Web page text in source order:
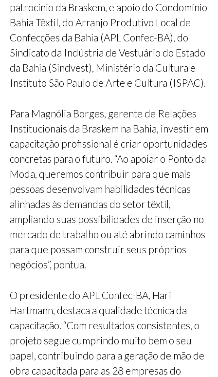
patrocínio da Braskem, e apoio do Condomínio
Bahia Têxtil, do Arranjo Produtivo Local de
Confecções da Bahia (APL Confec-BA), do
Sindicato da Indústria de Vestuário do Estado
da Bahia (Sindvest), Ministério da Cultura e
Instituto São Paulo de Arte e Cultura (ISPAC).
Para Magnólia Borges, gerente de Relações
Institucionais da Braskem na Bahia, investir em
capacitação profissional é criar oportunidades
concretas para o futuro. “Ao apoiar o Ponto da
Moda, queremos contribuir para que mais
pessoas desenvolvam habilidades técnicas
alinhadas às demandas do setor têxtil,
ampliando suas possibilidades de inserção no
mercado de trabalho ou até abrindo caminhos
para que possam construir seus próprios
negócios”, pontua.
O presidente do APL Confec-BA, Hari
Hartmann, destaca a qualidade técnica da
capacitação. “Com resultados consistentes, o
projeto segue cumprindo muito bem o seu
papel, contribuindo para a geração de mão de
obra capacitada para as 28 empresas do